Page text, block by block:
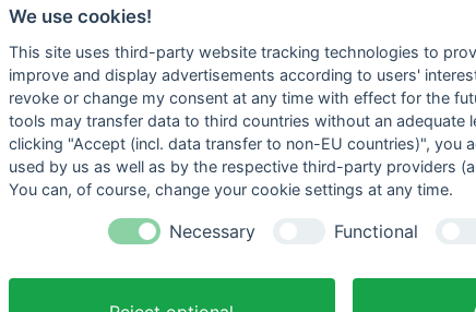
Warenrücksendungen
Bestellungen
Rechnungskorrekturen
Adressen
Gutscheine
Bestellung widerrufen
73441
Bitte
Wir sind
Telefon:
We use cookies!
This site uses third-party website tracking technologies to
improve and display advertisements according to users'
revoke or change my consent at any time with effect for the
tools may transfer data to third countries without an adequate
clicking "Accept (incl. data transfer to non-EU countries)", you
used by us as well as by the respective third-party providers
You can, of course, change your cookie settings at any time.
Necessary Functional